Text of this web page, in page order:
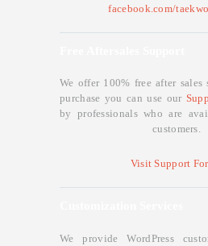
facebook.com/
We offer 100% free after sales
purchase you can use our
by professionals who are
customers.
Visit Support
We provide WordPress